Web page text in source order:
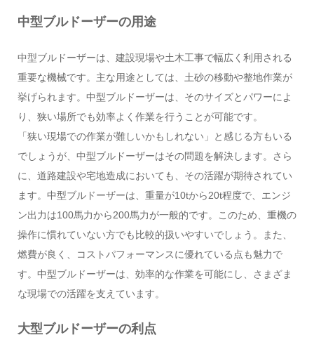
中型ブルドーザーの用途
中型ブルドーザーは、建設現場や土木工事で幅広く利用される
重要な機械です。主な用途としては、土砂の移動や整地作業が
挙げられます。中型ブルドーザーは、そのサイズとパワーによ
り、狭い場所でも効率よく作業を行うことが可能です。
「狭い現場での作業が難しいかもしれない」と感じる方もいる
でしょうが、中型ブルドーザーはその問題を解決します。さら
に、道路建設や宅地造成においても、その活躍が期待されてい
ます。中型ブルドーザーは、重量が10tから20t程度で、エンジ
ン出力は100馬力から200馬力が一般的です。このため、重機の
操作に慣れていない方でも比較的扱いやすいでしょう。また、
燃費が良く、コストパフォーマンスに優れている点も魅力で
す。中型ブルドーザーは、効率的な作業を可能にし、さまざま
な現場での活躍を支えています。
大型ブルドーザーの利点